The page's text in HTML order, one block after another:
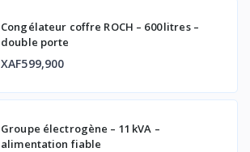
Congélateur coffre ROCH – 600 litres –
double porte
XAF599,900
Groupe électrogène – 11 kVA –
alimentation fiable